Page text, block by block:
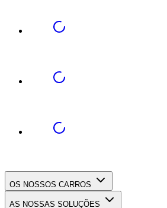
OS NOSSOS CARROS
AS NOSSAS SOLUÇÕES